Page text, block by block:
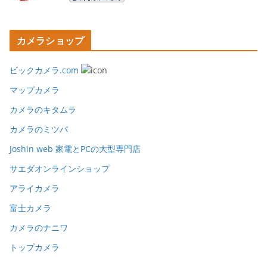
カメラショップ
ビックカメラ.com
マップカメラ
カメラのキタムラ
カメラのミツバ
Joshin web 家電とPCの大型専門店
サエダオンラインショップ
アライカメラ
富士カメラ
カメラのナニワ
トップカメラ